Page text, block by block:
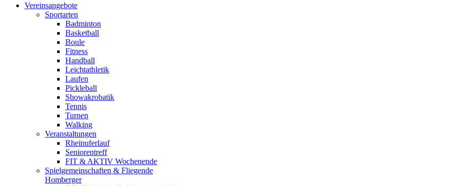
Close
Vereinsangebote
Sportarten
Badminton
Basketball
Boule
Fitness
Handball
Leichtathletik
Laufen
Pickleball
Showakrobatik
Tennis
Turnen
Walking
Veranstaltungen
Rheinuferlauf
Seniorentreff
FIT & AKTIV Wochenende
Spielgemeinschaften & Fliegende
Homberger